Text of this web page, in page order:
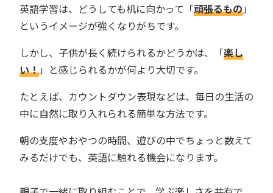
英語学習は、どうしても机に向かって「頑張るもの」
というイメージが強くなりがちです。
しかし、子供が長く続けられるかどうかは、「楽し
い！」と感じられるかが何より大切です。
たとえば、カウントダウン表現などは、毎日の生活の
中に自然に取り入れられる簡単な方法です。
朝の支度やおやつの時間、遊びの中でちょっと数えて
みるだけでも、英語に触れる機会になります。